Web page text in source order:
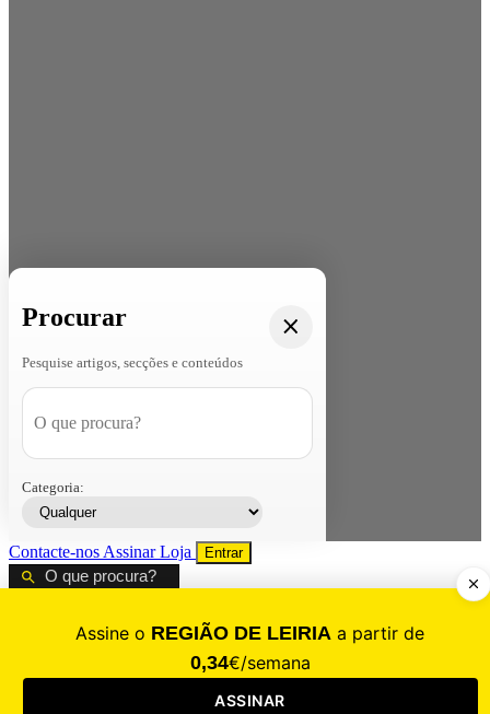
Procurar
Pesquise artigos, secções e conteúdos
Categoria:
Contacte-nos AssinarLoja Entrar